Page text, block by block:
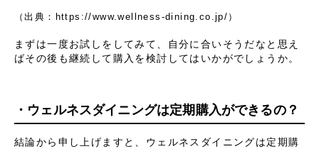
（出典：https://www.wellness-dining.co.jp/）
まずは一度お試しをしてみて、自分に合いそうだなと思え
ばその後も継続して購入を検討してはいかがでしょうか。
・ ウェルネスダイニングは定期購入ができるの？
結論から申し上げますと、ウェルネスダイニングは定期購